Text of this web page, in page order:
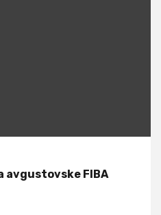
avgustovske FIBA